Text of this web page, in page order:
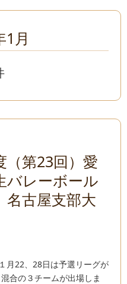
1月
（第23回）愛
バレーボール
古屋支部大
月22、28日は予選リーグが
合の３チームが出場しま